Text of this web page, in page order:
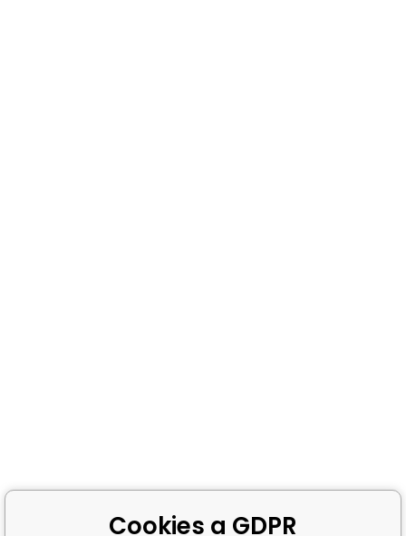
Cookies a GDPR